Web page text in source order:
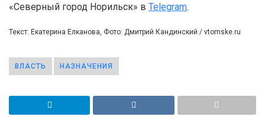
«Северный город Норильск» в Telegram.
Текст: Екатерина Елканова, Фото: Дмитрий Кандинский / vtomske.ru
ВЛАСТЬ НАЗНАЧЕНИЯ